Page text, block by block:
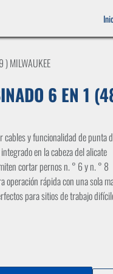
MILWAUKEE
6 EN 1
cables y funcionalidad de punta
en la cabeza del alicate
cortar pernos n. ° 6 y n. ° 8
operación rápida con una sola
para sitios de trabajo